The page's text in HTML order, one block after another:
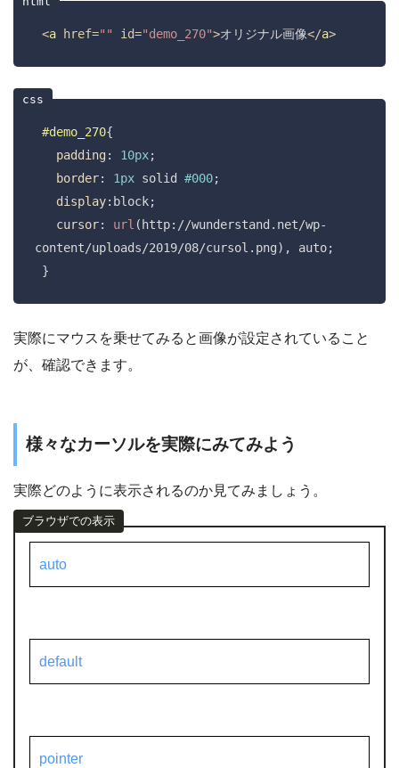
<a href="" id="demo_270">オリジナル画像</a>
#demo_270{
padding: 10px;
border: 1px solid #000;
display:block;
cursor: url (http://wunderstand.net/wp-
content/uploads/2019/08/cursol.png), auto;
}
実際にマウスを乗せてみると画像が設定されていること
が、確認できます。
様々なカーソルを実際にみてみよう
実際どのように表示されるのか見てみましょう。
auto
default
pointer